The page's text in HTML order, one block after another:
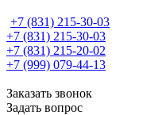
+7 (831) 215-30-03
+7 (831) 215-30-03
+7 (831) 215-20-02
+7 (999) 079-44-13
Заказать звонок
Задать вопрос